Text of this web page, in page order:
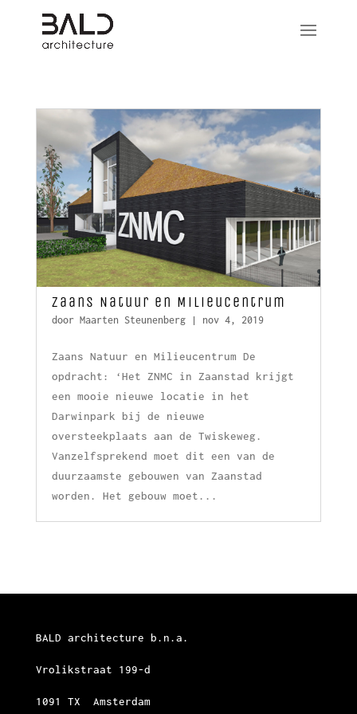
Zaans Natuur en Milieucentrum
door Maarten Steunenberg| nov 4, 2019
Zaans Natuur en Milieucentrum De
opdracht: ‘Het ZNMC in Zaanstad krijgt
een mooie nieuwe locatie in het
Darwinpark bij de nieuwe
oversteekplaats aan de Twiskeweg.
Vanzelfsprekend moet dit een van de
duurzaamste gebouwen van Zaanstad
worden. Het gebouw moet...
BALD architecture b.n.a.
Vrolikstraat 199-d
1091 TX Amsterdam